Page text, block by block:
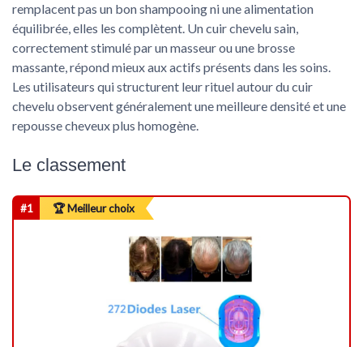
remplacent pas un bon shampooing ni une alimentation
équilibrée, elles les complètent. Un cuir chevelu sain,
correctement stimulé par un masseur ou une brosse
massante, répond mieux aux actifs présents dans les soins.
Les utilisateurs qui structurent leur rituel autour du cuir
chevelu observent généralement une meilleure densité et une
repousse cheveux plus homogène.
Le classement
#1 🏆 Meilleur choix